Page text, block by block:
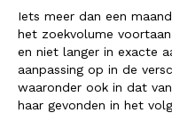
Iets meer dan een
het zoekvolume
en niet langer in exacte
aanpassing op in de
waaronder ook in dat
haar gevonden in het